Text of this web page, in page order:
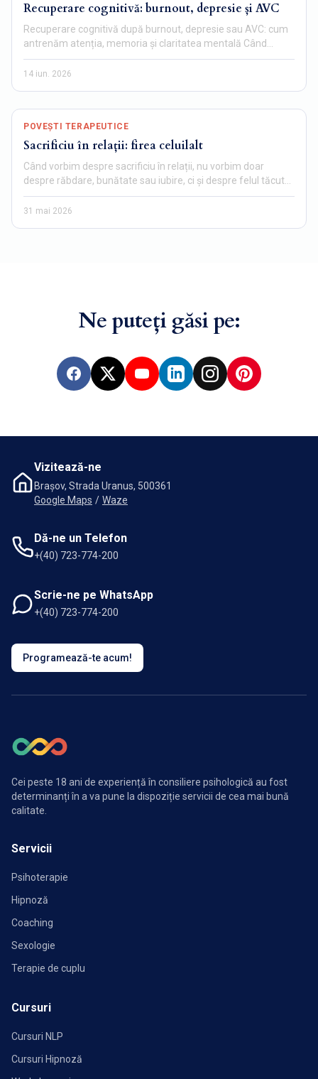
Recuperare cognitivă: burnout, depresie și AVC
Recuperare cognitivă după burnout, depresie sau AVC: cum
antrenăm atenția, memoria și claritatea mentală Când
mintea…
14 iun. 2026
POVEȘTI TERAPEUTICE
Sacrificiu în relații: firea celuilalt
Când vorbim despre sacrificiu în relații, nu vorbim doar
despre răbdare, bunătate sau iubire, ci și despre felul tăcut…
31 mai 2026
Ne puteți găsi pe:
Facebook
X YouTubeLinkedInInstagramPinterest
Vizitează-ne
Brașov, Strada Uranus, 500361
Google Maps / Waze
Dă-ne un Telefon
+(40) 723-774-200
Scrie-ne pe WhatsApp
+(40) 723-774-200
Programează-te acum!
Cei peste 18 ani de experiență în consiliere psihologică au fost
determinanți în a va pune la dispoziție servicii de cea mai bună
calitate.
Servicii
Psihoterapie
Hipnoză
Coaching
Sexologie
Terapie de cuplu
Cursuri
Cursuri NLP
Cursuri Hipnoză